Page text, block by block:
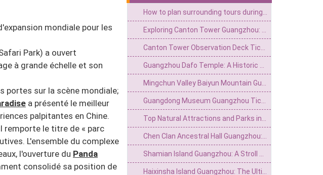
mondiale pour les
Park) a ouvert
à grande échelle et son
portes sur la scène mondiale;
a présenté le meilleur
palpitantes en Chine.
remporte le titre de « parc
L'ensemble du complexe
l'ouverture du Panda
consolidé sa position de